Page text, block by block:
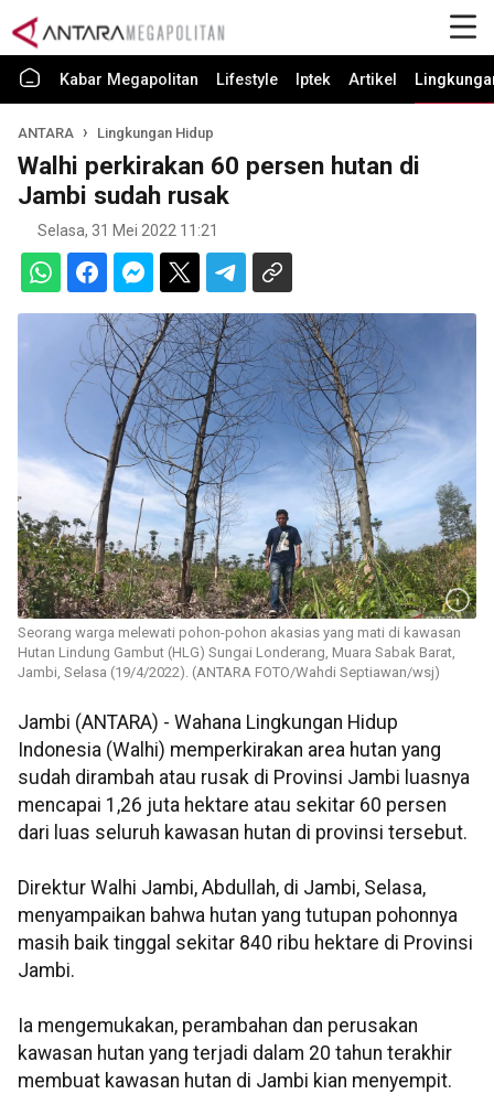
Kabar Megapolitan Lifestyle Iptek Artikel
ANTARA Lingkungan Hidup
Walhi perkirakan 60 persen hutan di
Jambi sudah rusak
Selasa, 31 Mei 2022 11:21
Seorang warga melewati pohon-pohon akasias yang mati di kawasan
Hutan Lindung Gambut (HLG) Sungai Londerang, Muara Sabak Barat,
Jambi, Selasa (19/4/2022). (ANTARA FOTO/Wahdi Septiawan/wsj)
Jambi (ANTARA) - Wahana Lingkungan Hidup
Indonesia (Walhi) memperkirakan area hutan yang
sudah dirambah atau rusak di Provinsi Jambi luasnya
mencapai 1,26 juta hektare atau sekitar 60 persen
dari luas seluruh kawasan hutan di provinsi tersebut.
Direktur Walhi Jambi, Abdullah, di Jambi, Selasa,
menyampaikan bahwa hutan yang tutupan pohonnya
masih baik tinggal sekitar 840 ribu hektare di Provinsi
Jambi.
Ia mengemukakan, perambahan dan perusakan
kawasan hutan yang terjadi dalam 20 tahun terakhir
membuat kawasan hutan di Jambi kian menyempit.